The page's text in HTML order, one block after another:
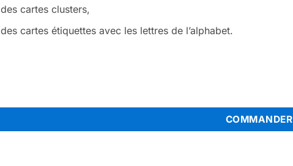
des cartes clusters,
des cartes étiquettes avec les lettres de l’alphabet.
COMMANDER